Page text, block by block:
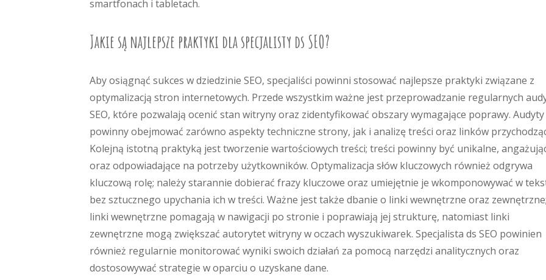
smartfonach i tabletach.
Jakie są najlepsze praktyki dla specjalisty ds SEO?
Aby osiągnąć sukces w dziedzinie SEO, specjaliści powinni stosować najlepsze praktyki związane z
optymalizacją stron internetowych. Przede wszystkim ważne jest przeprowadzanie regularnych
SEO, które pozwalają ocenić stan witryny oraz zidentyfikować obszary wymagające poprawy. Audyty
powinny obejmować zarówno aspekty techniczne strony, jak i analizę treści oraz linków
Kolejną istotną praktyką jest tworzenie wartościowych treści; treści powinny być unikalne,
oraz odpowiadające na potrzeby użytkowników. Optymalizacja słów kluczowych również odgrywa
kluczową rolę; należy starannie dobierać frazy kluczowe oraz umiejętnie je wkomponowywać w
bez sztucznego upychania ich w treści. Ważne jest także dbanie o linki wewnętrzne oraz zewnętrzne;
linki wewnętrzne pomagają w nawigacji po stronie i poprawiają jej strukturę, natomiast linki
zewnętrzne mogą zwiększać autorytet witryny w oczach wyszukiwarek. Specjalista ds SEO powinien
również regularnie monitorować wyniki swoich działań za pomocą narzędzi analitycznych oraz
dostosowywać strategie w oparciu o uzyskane dane.